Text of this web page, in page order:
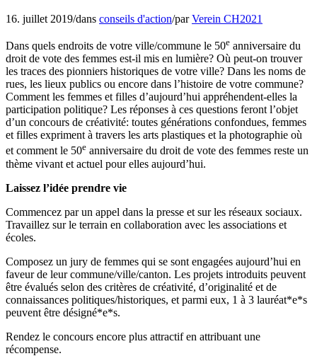
16. juillet 2019/dans conseils d'action/parVerein CH2021
Dans quels endroits de votre ville/commune le 50e anniversaire du
droit de vote des femmes est-il mis en lumière? Où peut-on trouver
les traces des pionniers historiques de votre ville? Dans les noms de
rues, les lieux publics ou encore dans l’histoire de votre commune?
Comment les femmes et filles d’aujourd’hui appréhendent-elles la
participation politique? Les réponses à ces questions feront l’objet
d’un concours de créativité: toutes générations confondues, femmes
et filles expriment à travers les arts plastiques et la photographie où
et comment le 50e anniversaire du droit de vote des femmes reste un
thème vivant et actuel pour elles aujourd’hui.
Laissez l’idée prendre vie
Commencez par un appel dans la presse et sur les réseaux sociaux.
Travaillez sur le terrain en collaboration avec les associations et
écoles.
Composez un jury de femmes qui se sont engagées aujourd’hui en
faveur de leur commune/ville/canton. Les projets introduits peuvent
être évalués selon des critères de créativité, d’originalité et de
connaissances politiques/historiques, et parmi eux, 1 à 3 lauréat*e*s
peuvent être désigné*e*s.
Rendez le concours encore plus attractif en attribuant une
récompense.